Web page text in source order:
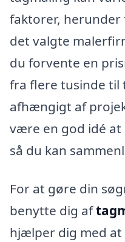
faktorer, herunder
det valgte
du forvente en
fra flere tusinde til
afhængigt af
være en god idé
så du kan
For at gøre din
benytte dig af
hjælper dig med